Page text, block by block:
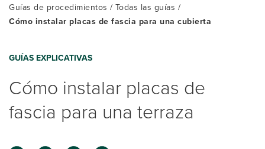
Guías de procedimientos
Todas las guías
Cómo instalar placas de fascia para una cubierta
GUÍAS EXPLICATIVAS
Cómo instalar placas de
fascia para una terraza